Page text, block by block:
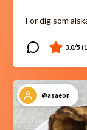
För dig som
@asaeon